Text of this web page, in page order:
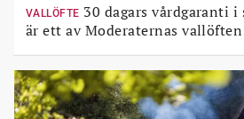
VALLÖFTE 30 dagars vårdgaranti
är ett av Moderaternas